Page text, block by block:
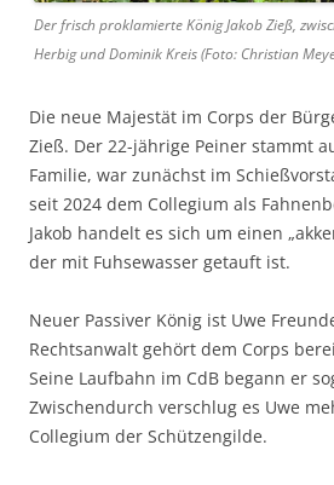
Der frisch proklamierte König Jakob Zieß,
Herbig und Dominik Kreis (Foto: Christian
Die neue Majestät im Corps der
Zieß. Der 22-jährige Peiner stammt
Familie, war zunächst im
seit 2024 dem Collegium als
Jakob handelt es sich um einen
der mit Fuhsewasser getauft ist.
Neuer Passiver König ist Uwe
Rechtsanwalt gehört dem Corps
Seine Laufbahn im CdB begann er
Zwischendurch verschlug es Uwe
Collegium der Schützengilde.